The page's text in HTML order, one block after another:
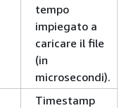
tempo
impiegato a
caricare il file
(in
microsecondi).
Timestamp